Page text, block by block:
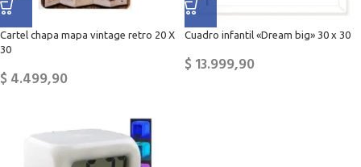
Cartel chapa mapa vintage retro 20 X
30
$4.499,90
Cuadro infantil «Dream big» 30 x 30
$13.999,90